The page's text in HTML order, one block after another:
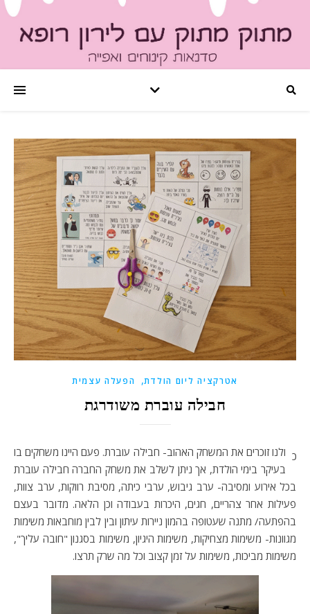
אטרקציה ליום הולדת, הפעלה עצמית
חבילה עוברת משודרגת
כ ולנו זוכרים את המשחק האהוב- חבילה עוברת. פעם היינו משחקים בו
בעיקר בימי הולדת, אך ניתן לשלב את משחק החברה חבילה עוברת
בכל אירוע ומסיבה- ערב גיבוש, ערבי כיתה, מסיבת רווקות, ערב צוות,
פעילות אחר צהריים, חגים, היכרות בעבודה וכן הלאה. מדובר בעצם
בהפתעה/ מתנה שעטופה בהמון ניירות עיתון ובין לבין מוחבאות משימות
מגוונות- משימות מצחיקות, משימות היגיון, משימות בסגנון "חובה עליך",
משימות מביכות, משימות על זמן קצוב וכל מה שרק תרצו.